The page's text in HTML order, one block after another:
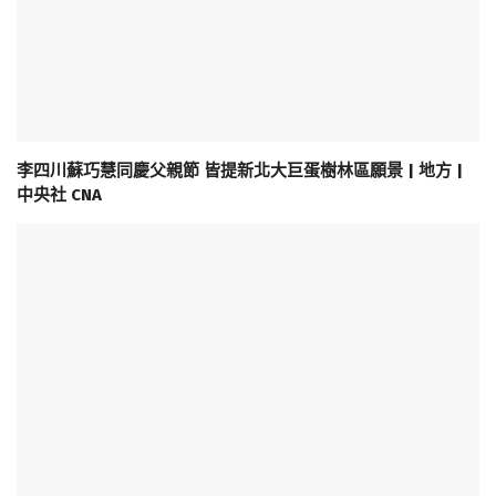
李四川蘇巧慧同慶父親節 皆提新北大巨蛋樹林區願景 | 地方 |
中央社 CNA